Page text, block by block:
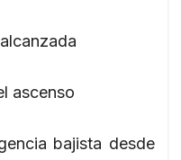
ascenso
bajista desde